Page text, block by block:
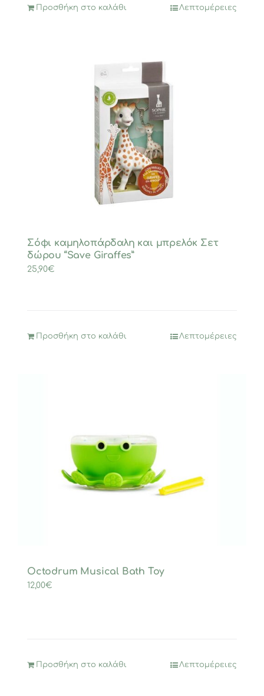
Προσθήκη στο καλάθι Λεπτομέρειες
Σόφι καμηλοπάρδαλη και μπρελόκ Σετ
δώρου “Save Giraffes”
25,90€
Προσθήκη στο καλάθι Λεπτομέρειες
Octodrum Musical Bath Toy
12,00€
Προσθήκη στο καλάθι Λεπτομέρειες